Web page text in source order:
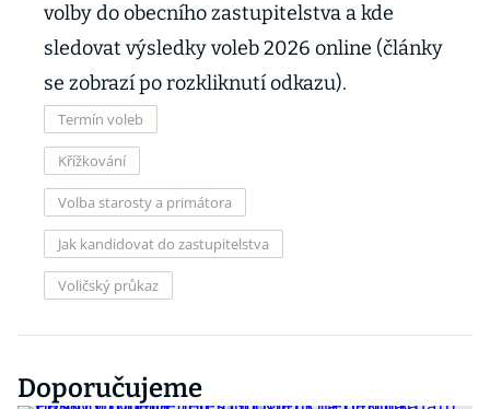
volby do obecního zastupitelstva a kde
sledovat výsledky voleb 2026 online (články
se zobrazí po rozkliknutí odkazu).
Termín voleb
Křížkování
Volba starosty a primátora
Jak kandidovat do zastupitelstva
Voličský průkaz
Doporučujeme